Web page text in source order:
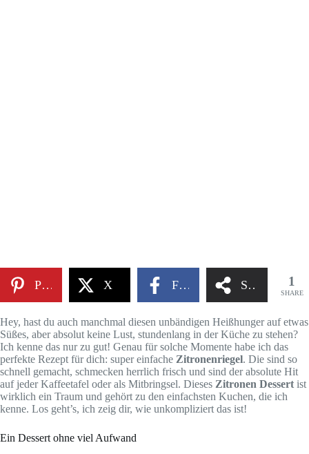
Pinterest X Facebook Share 1
SHARE
Hey, hast du auch manchmal diesen unbändigen Heißhunger auf etwas
Süßes, aber absolut keine Lust, stundenlang in der Küche zu stehen?
Ich kenne das nur zu gut! Genau für solche Momente habe ich das
perfekte Rezept für dich: super einfache Zitronenriegel. Die sind so
schnell gemacht, schmecken herrlich frisch und sind der absolute Hit
auf jeder Kaffeetafel oder als Mitbringsel. Dieses Zitronen Dessert ist
wirklich ein Traum und gehört zu den einfachsten Kuchen, die ich
kenne. Los geht’s, ich zeig dir, wie unkompliziert das ist!
Ein Dessert ohne viel Aufwand